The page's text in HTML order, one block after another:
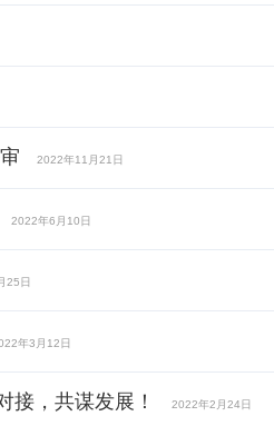
2022年11月21日
2022年6月10日
25日
年3月12日
接，共谋发展！ 2022年2月24日